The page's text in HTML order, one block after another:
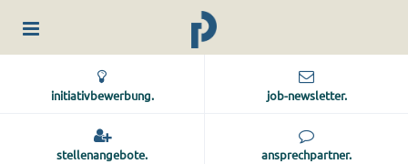
initiativbewerbung. job-newsletter.
stellenangebote. ansprechpartner.